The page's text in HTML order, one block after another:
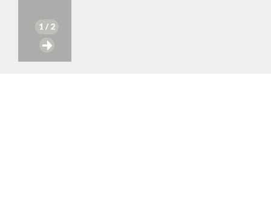
1 / 2